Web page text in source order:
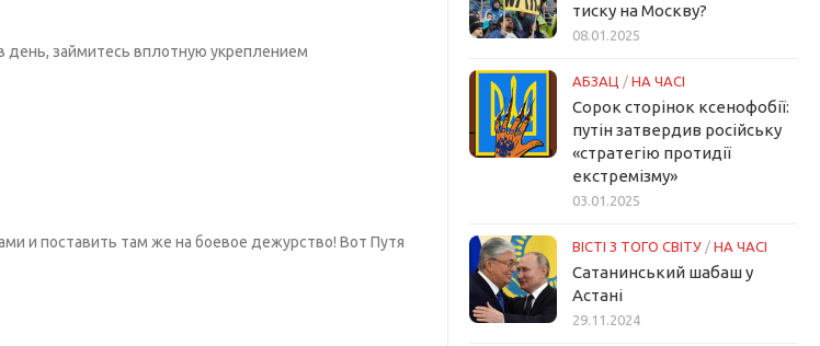
день, займитесь вплотную укреплением
и поставить там же на боевое дежурство! Вот Путя
тиску на Москву?
08.01.2025
АБЗАЦ / НА ЧАСІ
Сорок сторінок ксенофобії:
путін затвердив російську
«стратегію протидії
екстремізму»
03.01.2025
ВІСТІ З ТОГО СВІТУ / НА ЧАСІ
Сатанинський шабаш у
Астані
29.11.2024